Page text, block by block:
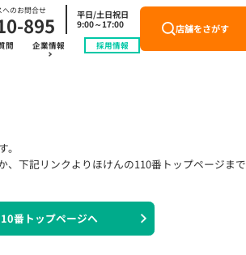
へのお問合せ
895
平日/土日祝日
9:00～17:00
問 企業情報 採用情報
店舗をさがす
、下記リンクよりほけんの110番トップページまで
番トップページへ